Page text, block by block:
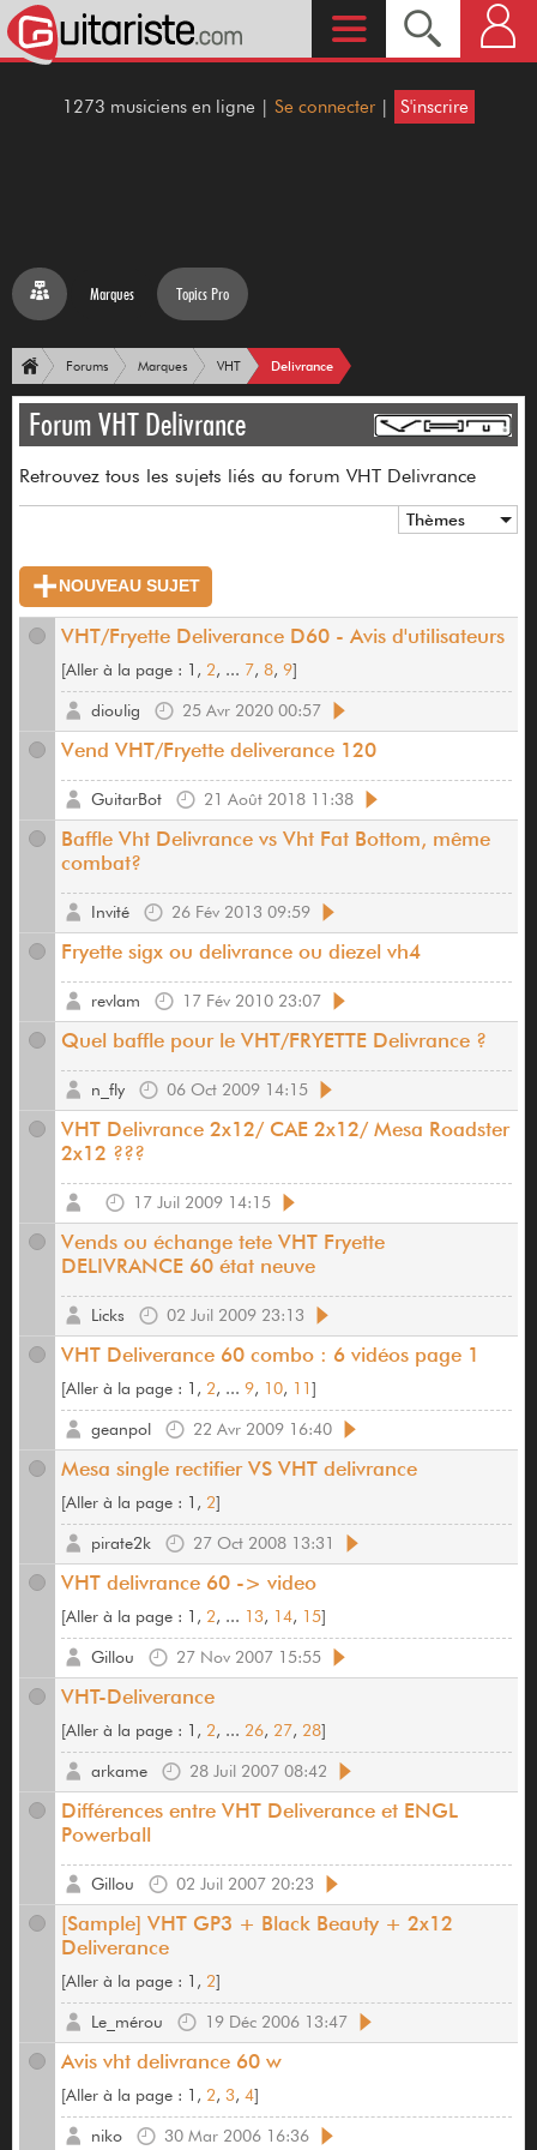
1273 musiciens en ligne | Se connecter | S'inscrire
Marques Topics Pro
Forums Marques VHT Delivrance
Forum VHT Delivrance
Retrouvez tous les sujets liés au forum VHT Delivrance
Thèmes
NOUVEAU SUJET
VHT/Fryette Deliverance D60 - Avis d'utilisateurs
[Aller à la page : 1, 2, ... 7, 8, 9]
25 Avr 2020 00:57
dioulig
Vend VHT/Fryette deliverance 120
21 Août 2018 11:38
GuitarBot
Baffle Vht Delivrance vs Vht Fat Bottom, même
combat?
26 Fév 2013 09:59
Invité
Fryette sigx ou delivrance ou diezel vh4
17 Fév 2010 23:07
revlam
Quel baffle pour le VHT/FRYETTE Delivrance ?
06 Oct 2009 14:15
n_fly
VHT Delivrance 2x12/ CAE 2x12/ Mesa Roadster
2x12 ???
17 Juil 2009 14:15
Vends ou échange tete VHT Fryette
DELIVRANCE 60 état neuve
02 Juil 2009 23:13
Licks
VHT Deliverance 60 combo : 6 vidéos page 1
[Aller à la page : 1, 2, ... 9, 10, 11]
22 Avr 2009 16:40
geanpol
Mesa single rectifier VS VHT delivrance
[Aller à la page : 1, 2]
27 Oct 2008 13:31
pirate2k
VHT delivrance 60 -> video
[Aller à la page : 1, 2, ... 13, 14, 15]
27 Nov 2007 15:55
Gillou
VHT-Deliverance
[Aller à la page : 1, 2, ... 26, 27, 28]
28 Juil 2007 08:42
arkame
Différences entre VHT Deliverance et ENGL
Powerball
02 Juil 2007 20:23
Gillou
[Sample] VHT GP3 + Black Beauty + 2x12
Deliverance
[Aller à la page : 1, 2]
19 Déc 2006 13:47
Le_mérou
Avis vht delivrance 60 w
[Aller à la page : 1, 2, 3, 4]
30 Mar 2006 16:36
niko